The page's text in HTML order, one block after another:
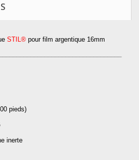
STIL® pour film argentique 16mm
pieds)
inerte